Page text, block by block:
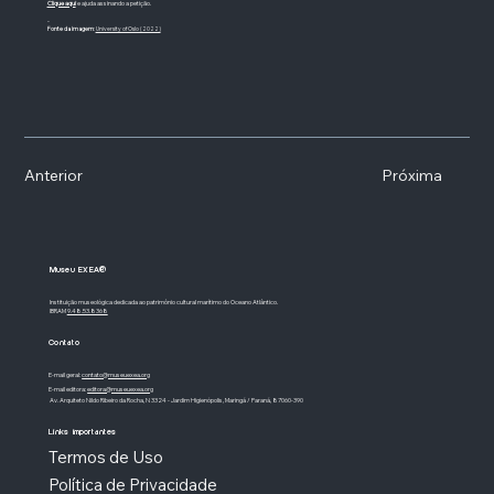
Clique aquie ajuda assinando a petição.
-
Fonte da imagem:University of Oslo (2022)
Anterior Próxima
Museu EXEA®
Instituição museológica dedicada ao patrimônio cultural marítimo do Oceano Atlântico.
IBRAM9.48.53.8368
Contato
E-mail geral:contato@museuexea.org
E-mail editora:editora@museuexea.org
Av. Arquiteto Nildo Ribeiro da Rocha, N 3324 - Jardim Higienópolis, Maringá / Paraná, 87060-390
Links importantes
Termos de Uso
Política de Privacidade